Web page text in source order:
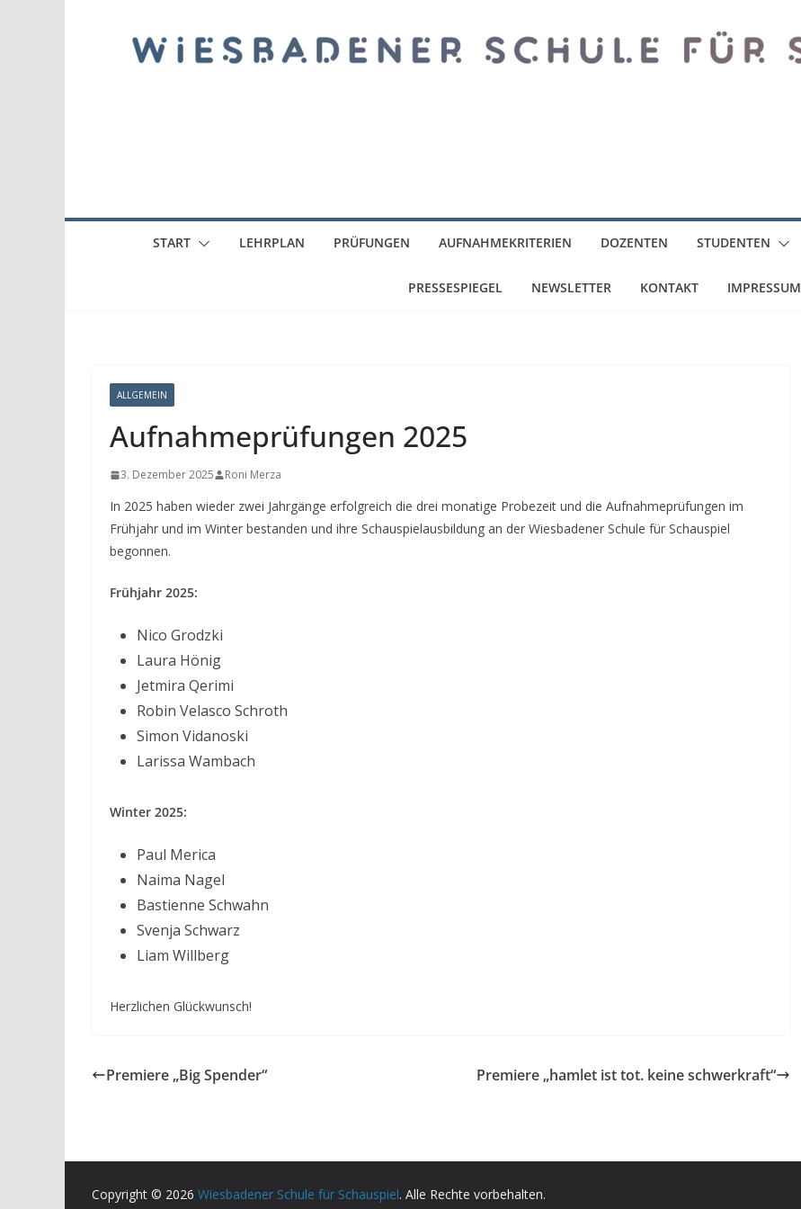
START LEHRPLAN PRÜFUNGEN AUFNAHMEKRITERIEN DOZENTEN STUDENTEN
PRESSESPIEGEL NEWSLETTER KONTAKT IMPRESSUM
ALLGEMEIN
Aufnahmeprüfungen 2025
3. Dezember 2025 Roni Merza
In 2025 haben wieder zwei Jahrgänge erfolgreich die drei monatige Probezeit und die Aufnahmeprüfungen im
Frühjahr und im Winter bestanden und ihre Schauspielausbildung an der Wiesbadener Schule für Schauspiel
begonnen.
Frühjahr 2025:
Nico Grodzki
Laura Hönig
Jetmira Qerimi
Robin Velasco Schroth
Simon Vidanoski
Larissa Wambach
Winter 2025:
Paul Merica
Naima Nagel
Bastienne Schwahn
Svenja Schwarz
Liam Willberg
Herzlichen Glückwunsch!
Premiere „Big Spender“ Premiere „hamlet ist tot. keine schwerkraft“
Copyright © 2026 Wiesbadener Schule für Schauspiel. Alle Rechte vorbehalten.